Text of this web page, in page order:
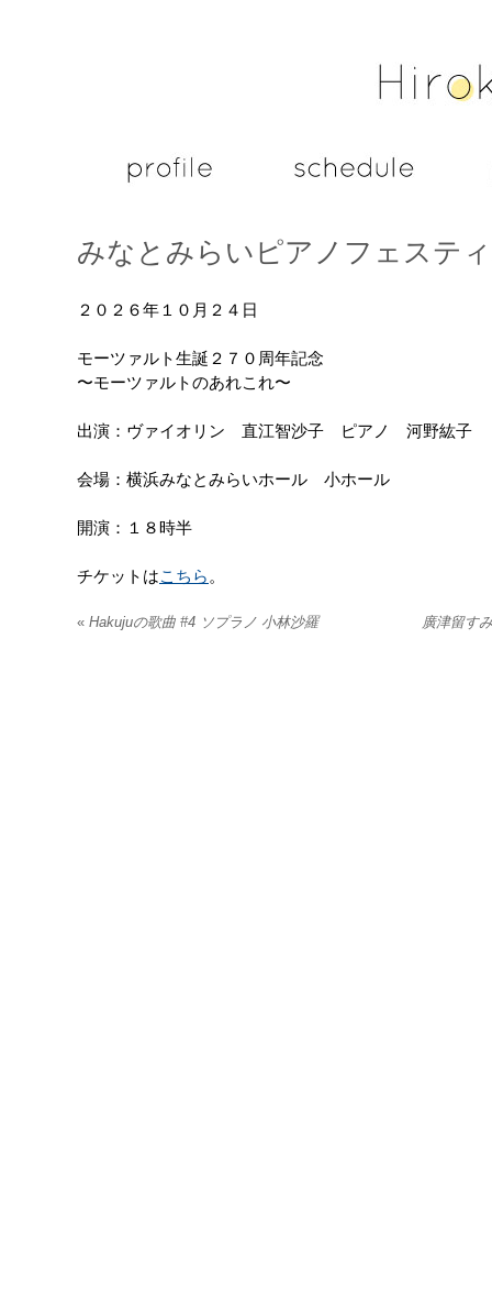
みなとみらいピアノフェステ
２０２６年１０月２４日
モーツァルト生誕２７０周年記念
〜モーツァルトのあれこれ〜
出演：ヴァイオリン 直江智沙子 ピアノ 河野紘子
会場：横浜みなとみらいホール 小ホール
開演：１８時半
チケットはこちら 。
« Hakujuの歌曲 #4 ソプラノ 小林沙羅 廣津留す